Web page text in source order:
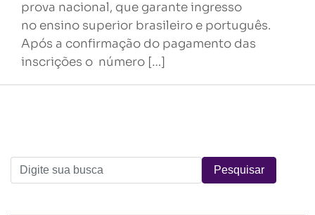
prova nacional, que garante ingresso
no ensino superior brasileiro e português.
Após a confirmação do pagamento das
inscrições o número […]